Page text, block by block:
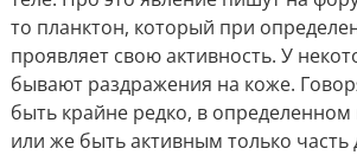
то планктон, который при
проявляет свою активность. У
бывают раздражения на коже.
быть крайне редко, в
или же быть активным только часть